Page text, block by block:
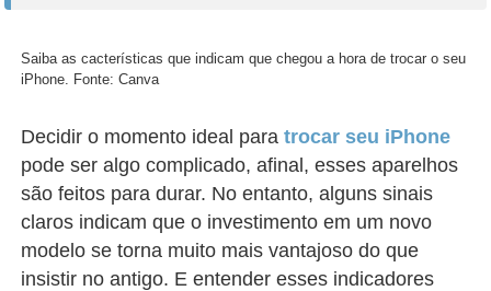
Saiba as cacterísticas que indicam que chegou a hora de trocar o seu
iPhone. Fonte: Canva
Decidir o momento ideal paratrocar seu iPhone
pode ser algo complicado, afinal, esses aparelhos
são feitos para durar. No entanto, alguns sinais
claros indicam que o investimento em um novo
modelo se torna muito mais vantajoso do que
insistir no antigo. E entender esses indicadores